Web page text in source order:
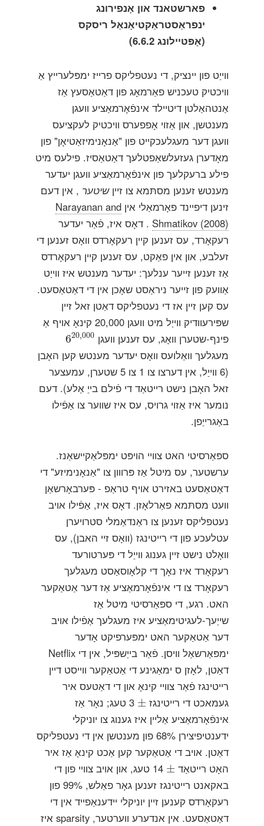
פארשטאנד און אָנפירונג
ינפראַסטראַקטיאָנאַל ריסקס
(אָפּטיילונג 6.6.2)
ווייַט פון יינציק, די נעטפליקס פרייז ימפּלערייץ אַ
וויכטיק טעכניש פאַרמאָג פון דאַטאַסעץ אַז
אַנטהאַלטן דיטיילד אינפֿאָרמאַציע וועגן
מענטשן, און אַזוי אָפפערס וויכטיק לעקציעס
וועגן דער מעגלעכקייט פון "אַנאָנימיזאַטיאָן" פון
מאָדערן געזעלשאַפטלעך דאַטאַסיז. פילעס מיט
פילע ברעקלעך פון אינפֿאָרמאַציע וועגן יעדער
מענטש זענען מסתּמא צו זייןשיטער , אין דעם
זינען דיפיינד פאָרמאַלי אין Narayanan and
Shmatikov (2008) . דאָס איז, פֿאַר יעדער
רעקאָרד, עס זענען קיין רעקאָרדס וואָס זענען די
זעלבע, און אין פאַקט, עס זענען קיין רעקאָרדס
אַז זענען זייער ענלעך: יעדער מענטש איז ווייַט
אַוועק פון זייער ניראַסט שאָכן אין די דאַטאַסעט.
עס קען זיין אז די נעטפליקס דאַטן זאל זיין
שפּירעוודיק ווייַל מיט וועגן 20,000 קינאָ אויף אַ
פינף-שטערן וואָג, עס זענען וועגן
620,000
620,000
מעגלעך וואַלועס וואָס יעדער מענטש קען האָבן
(6 ווייַל, אין דערצו צו 1 צו 5 שטערן, עמעצער
זאל האָבן נישט רייטאַד די פֿילם בייַ אַלע). דעם
נומער איז אַזוי גרויס, עס איז שווער צו אַפֿילו
באַגרייַפן.
ספּאַרסיטי האט צוויי הויפּט ימפּלאַקיישאַנז.
ערשטער, עס מיטל אַז פּרווון צו "אַנאָנימיזע" די
דאַטאַסעט באזירט אויף טראַפ - פּערבאָרשאַן
וועט מסתּמא פאַרלאָזן. דאָס איז, אַפֿילו אויב
נעטפליקס זענען צו ראַנדאַמלי סטרויערן
עטלעכע פון ​​די רייטינגז (וואָס זיי האבן), עס
וואָלט נישט זיין גענוג ווייַל די פּערטורעד
רעקאָרד איז נאָך די קלאָוסאַסט מעגלעך
רעקאָרד צו די אינפֿאָרמאַציע אַז דער אַטאַקער
האט. רגע, די ספּאַרסיטי מיטל אַז
שייַעך-לעגיטימאַציע איז מעגלעך אַפֿילו אויב
דער אַטאַקער האט ימפּערפיקט אָדער
ימפּאַרשאַל וויסן. פֿאַר בייַשפּיל, אין די Netflix
דאַטן, לאָזן ס ימאַגינע די אַטאַקער ווייסט דיין
רייטינגז פֿאַר צוויי קינאָ און די דאַטעס איר
געמאכט די רייטינגז ±
±
3 טעג; נאָר אַז
אינפֿאָרמאַציע אַליין איז גענוג צו יוניקלי
ידענטיפיצירן 68% פון מענטשן אין די נעטפליקס
דאַטן. אויב די אַטאַקער קען אַכט קינאָ אַז איר
האָט רייטאַד ±
±
14 טעג, און אויב צוויי פון די
באקאנט רייטינגז זענען גאָר פאַלש, 99% פון
רעקאָרדס קענען זיין יוניקלי יידענאַפייד אין די
דאַטאַסעט. אין אנדערע ווערטער, sparsity איז